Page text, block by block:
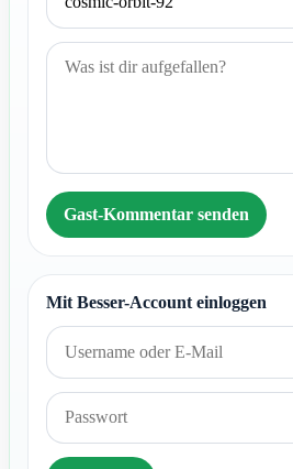
Gast-Kommentar senden
Mit Besser-Account einloggen